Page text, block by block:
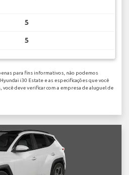
5
5
para fins informativos, não podemos
i30 Estate e as especificações que você
você deve verificar com a empresa de aluguel de